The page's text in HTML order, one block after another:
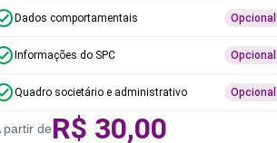
Dados comportamentais Opcional
Informações do SPC Opcional
Quadro societário e administrativo Opcional
partir deR$ 30,00